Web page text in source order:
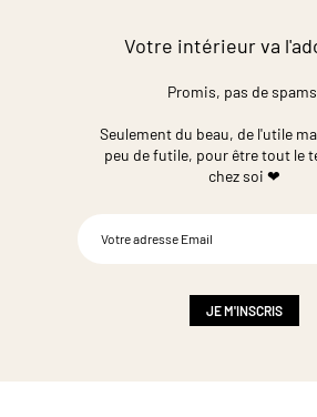
Votre intérieur va
Promis, pas de
Seulement du beau, de l'utile
peu de futile, pour être tout le
chez soi ❤
JE M'INSCRIS